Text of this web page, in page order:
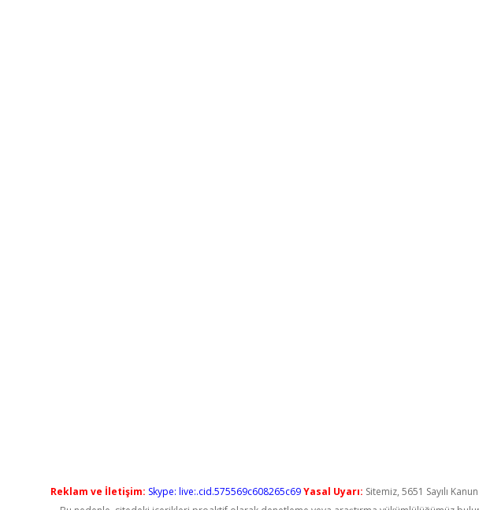
Reklam ve İletişim: Skype: live:.cid.575569c608265c69 Yasal Uyarı: Sitemiz, 5651 Sayılı